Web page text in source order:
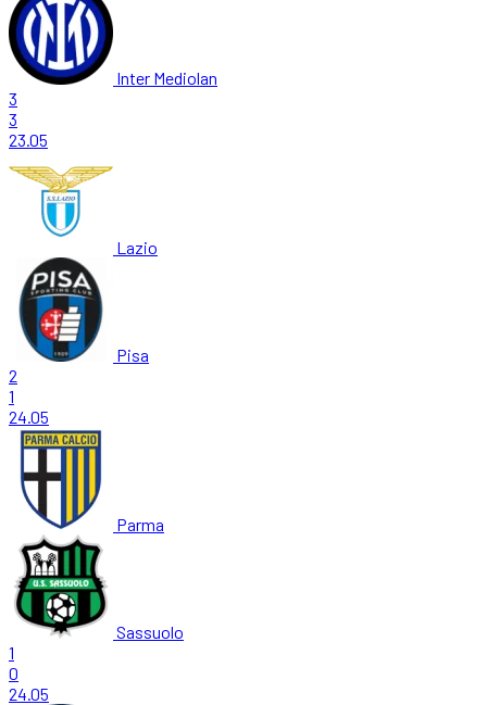
Inter Mediolan
3
3
23.05
Lazio
Pisa
2
1
24.05
Parma
Sassuolo
1
0
24.05